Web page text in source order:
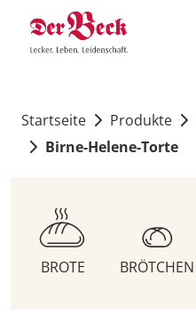
Startseite Produkte
Birne-Helene-Torte
BROTE BRÖTCHEN